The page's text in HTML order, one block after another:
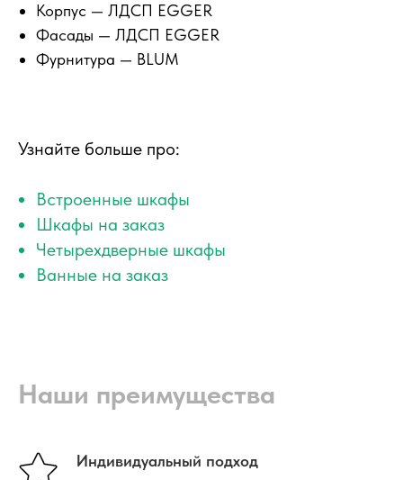
Корпус — ЛДСП EGGER
Фасады — ЛДСП EGGER
Фурнитура — BLUM
Узнайте больше про:
Встроенные шкафы
Шкафы на заказ
Четырехдверные шкафы
Ванные на заказ
Наши преимущества
Индивидуальный подход